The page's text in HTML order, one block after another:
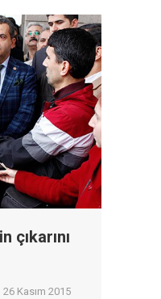
26 Kasım 2015